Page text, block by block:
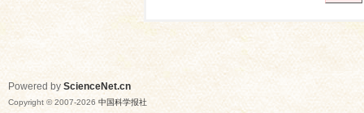
Powered by ScienceNet.cn
Copyright © 2007-2026 中国科学报社